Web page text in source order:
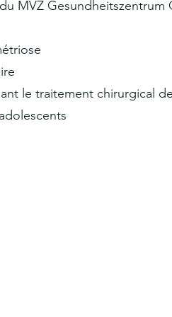
MVZ Gesundheitszentrum
le traitement chirurgical